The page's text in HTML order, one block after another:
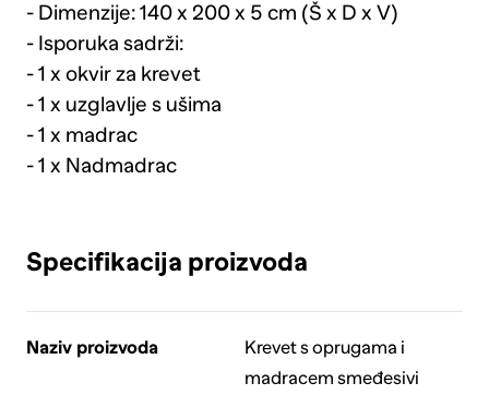
- Dimenzije: 140 x 200 x 5 cm (Š x D x V)
- Isporuka sadrži:
- 1 x okvir za krevet
- 1 x uzglavlje s ušima
- 1 x madrac
- 1 x Nadmadrac
Specifikacija proizvoda
Naziv proizvoda
Krevet s oprugama i
madracem smeđesivi